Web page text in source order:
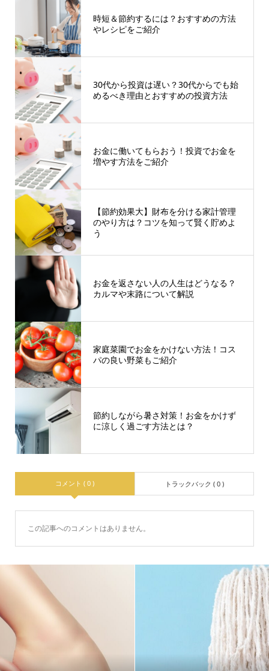
時短＆節約するには？おすすめの方法
やレシピをご紹介
30代から投資は遅い？30代からでも始
めるべき理由とおすすめの投資方法
お金に働いてもらおう！投資でお金を
増やす方法をご紹介
【節約効果大】財布を分ける家計管理
のやり方は？コツを知って賢く貯めよ
う
お金を返さない人の人生はどうなる？
カルマや末路について解説
家庭菜園でお金をかけない方法！コス
パの良い野菜もご紹介
節約しながら暑さ対策！お金をかけず
に涼しく過ごす方法とは？
コメント ( 0 ) トラックバック ( 0 )
この記事へのコメントはありません。